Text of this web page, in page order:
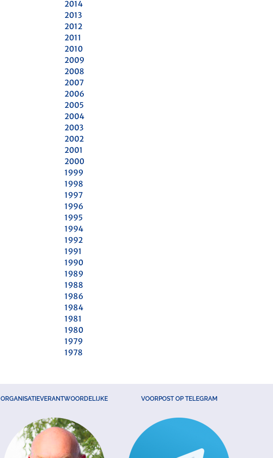
2014
2013
2012
2011
2010
2009
2008
2007
2006
2005
2004
2003
2002
2001
2000
1999
1998
1997
1996
1995
1994
1992
1991
1990
1989
1988
1986
1984
1981
1980
1979
1978
ORGANISATIEVERANTWOORDELIJKE VOORPOST OP TELEGRAM